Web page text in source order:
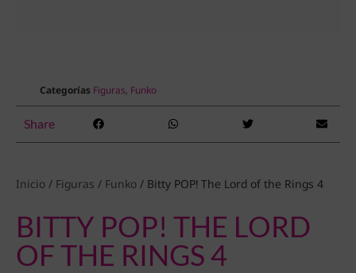
Categorías Figuras, Funko
Share
Inicio / Figuras / Funko / Bitty POP! The Lord of the Rings 4
BITTY POP! THE LORD
OF THE RINGS 4